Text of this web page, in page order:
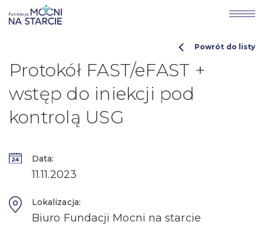
Protokół FAST/eFAST +
wstęp do iniekcji pod
kontrolą USG
Powrót do listy
Data:
11.11.2023
Lokalizacja:
Biuro Fundacji Mocni na starcie